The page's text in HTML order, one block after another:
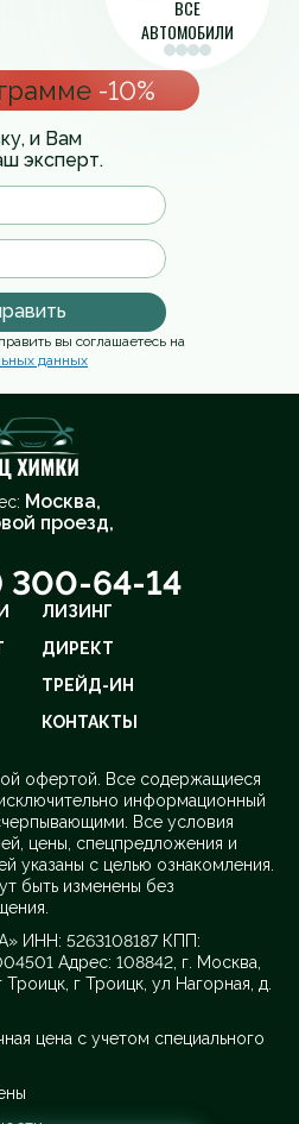
-10%
и Вам
эксперт.
вы соглашаетесь на
данных
ВСЕ
АВТОМОБИЛИ
Москва,
проезд,
300-64-14
ЛИЗИНГ
ДИРЕКТ
ТРЕЙД-ИН
КОНТАКТЫ
офертой. Все содержащиеся
информационный
Все условия
цены, спецпредложения и
указаны с целью ознакомления.
быть изменены без
ИНН: 5263108187 КПП:
Адрес: 108842, г. Москва,
г Троицк, ул Нагорная, д.
цена с учетом специального